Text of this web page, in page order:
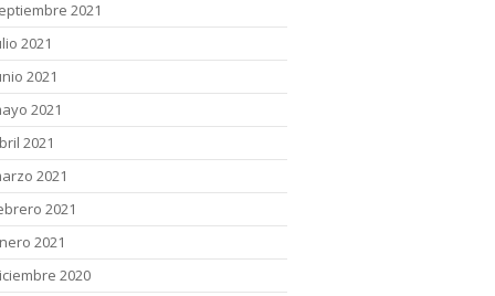
2021
2021
2021
2021
2021
2021
2021
2021
2020